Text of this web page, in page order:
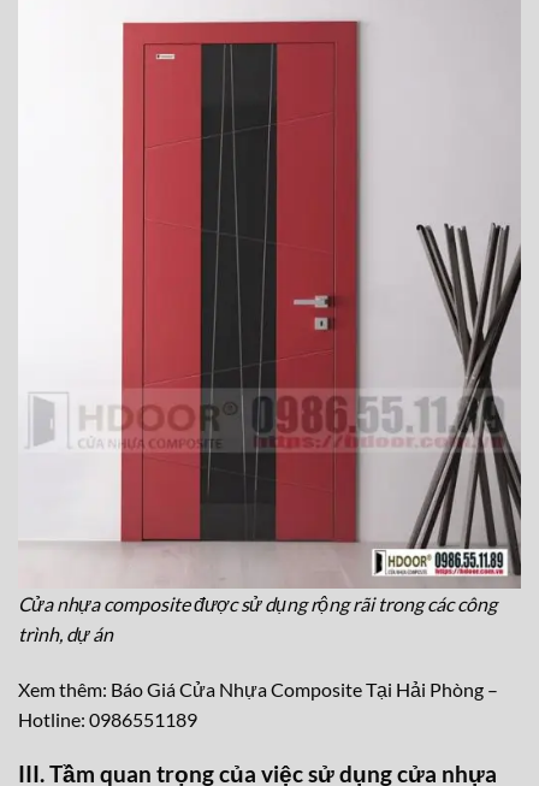
Cửa nhựa composite được sử dụng rộng rãi trong các công
trình, dự án
Xem thêm: Báo Giá Cửa Nhựa Composite Tại Hải Phòng –
Hotline: 0986551189
III. Tầm quan trọng của việc sử dụng cửa nhựa